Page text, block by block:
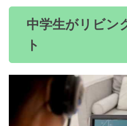
中学生がリビン
ト